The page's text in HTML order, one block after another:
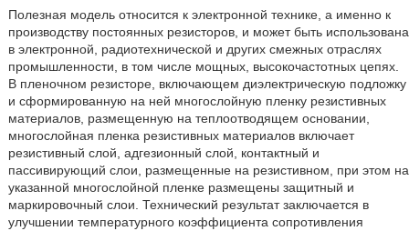
Полезная модель относится к электронной технике, а именно к
производству постоянных резисторов, и может быть использована
в электронной, радиотехнической и других смежных отраслях
промышленности, в том числе мощных, высокочастотных цепях.
В пленочном резисторе, включающем диэлектрическую подложку
и сформированную на ней многослойную пленку резистивных
материалов, размещенную на теплоотводящем основании,
многослойная пленка резистивных материалов включает
резистивный слой, адгезионный слой, контактный и
пассивирующий слои, размещенные на резистивном, при этом на
указанной многослойной пленке размещены защитный и
маркировочный слои. Технический результат заключается в
улучшении температурного коэффициента сопротивления